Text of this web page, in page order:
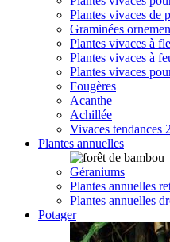
Plantes vivaces de
Graminées
Plantes vivaces à
Plantes vivaces à
Plantes vivaces
Fougères
Acanthe
Achillée
Vivaces tendances
Plantes annuelles
Géraniums
Plantes annuelles
Plantes annuelles
Potager